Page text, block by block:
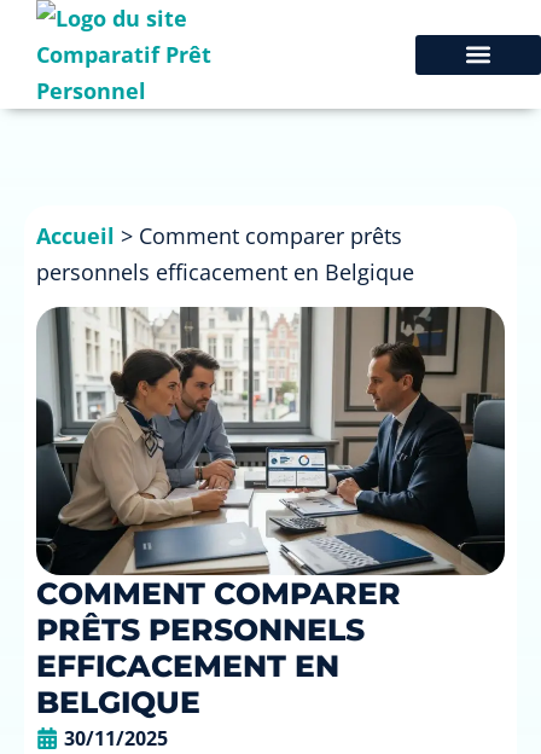
Accueil > Comment comparer prêts
personnels efficacement en Belgique
COMMENT COMPARER
PRÊTS PERSONNELS
EFFICACEMENT EN
BELGIQUE
30/11/2025